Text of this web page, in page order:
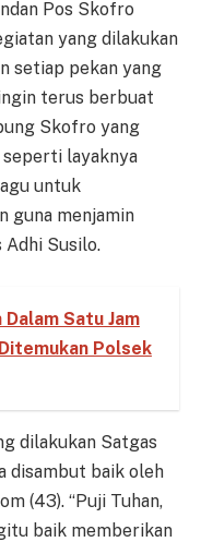
Pos Skofro
yang dilakukan
setiap pekan yang
terus berbuat
Skofro yang
layaknya
untuk
guna menjamin
Adhi Susilo.
Dalam Satu Jam
Polsek
dilakukan Satgas
disambut baik oleh
(43). “Puji Tuhan,
baik memberikan